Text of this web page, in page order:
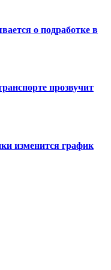
о подработке в
прозвучит
изменится график